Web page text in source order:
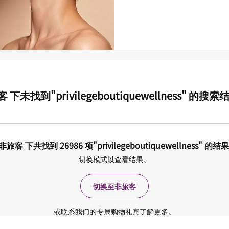
下未找到"privilegeboutiquewellness" 的搜索
旅客下共找到26986项"privilegeboutiquewellness" 的结
切换模式以查看结果。
切换至非旅客
或联系我们的专属购物礼宾了解更多。